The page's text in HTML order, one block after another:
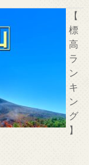
【
標
高
ラ
ン
キ
ン
グ
】